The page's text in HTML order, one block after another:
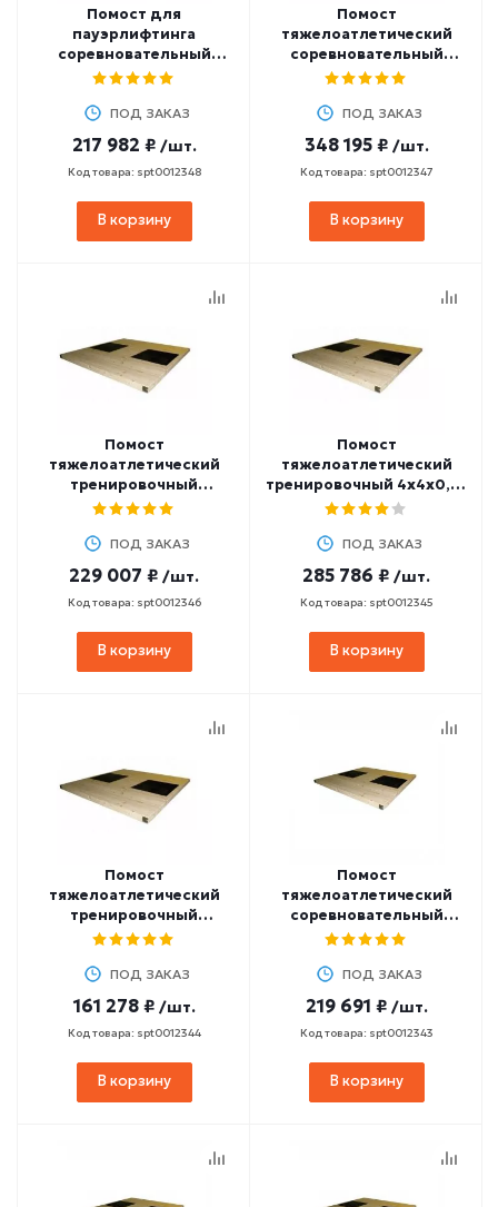
Помост для
пауэрлифтинга
соревновательный
2,5х2,5х0,1м
ПОД ЗАКАЗ
217 982 ₽ /шт.
Код товара: spt0012348
В корзину
Помост
тяжелоатлетический
соревновательный
4х4х0,12м
1,5х0,5х0,04м)
ПОД ЗАКАЗ
348 195 ₽ /шт.
Код товара: spt0012347
В корзину
Помост
тяжелоатлетический
тренировочный
4х4х0,06м
1,5х0,5х0,02м)
ПОД ЗАКАЗ
229 007 ₽ /шт.
Код товара: spt0012346
В корзину
Помост
тяжелоатлетический
тренировочный 4х4х0,1м
(амортизаторы
ПОД ЗАКАЗ
285 786 ₽ /шт.
Код товара: spt0012345
В корзину
Помост
тяжелоатлетический
тренировочный
2,5х2,5х0,1м
1х0,5х0,04м)
ПОД ЗАКАЗ
161 278 ₽ /шт.
Код товара: spt0012344
В корзину
Помост
тяжелоатлетический
соревновательный
3х3х0,12м
1,5х0,5х0,04м)
ПОД ЗАКАЗ
219 691 ₽ /шт.
Код товара: spt0012343
В корзину